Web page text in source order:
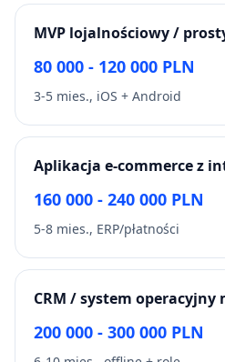
MVP lojalnościowy /
80 000 - 120 000 PLN
3-5 mies., iOS + Android
Aplikacja e-commerce z
160 000 - 240 000 PLN
5-8 mies., ERP/płatności
CRM / system operacyjny
200 000 - 300 000 PLN